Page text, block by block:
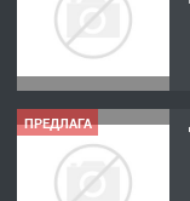
ПРЕДЛАГА